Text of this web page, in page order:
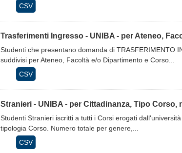
CSV
Trasferimenti Ingresso - UNIBA - per Ateneo,
Studenti che presentano domanda di TRASFERIMENTO
suddivisi per Ateneo, Facoltà e/o Dipartimento e Corso...
CSV
Stranieri - UNIBA - per Cittadinanza, Tipo Corso,
Studenti Stranieri iscritti a tutti i Corsi erogati
tipologia Corso. Numero totale per genere,...
CSV